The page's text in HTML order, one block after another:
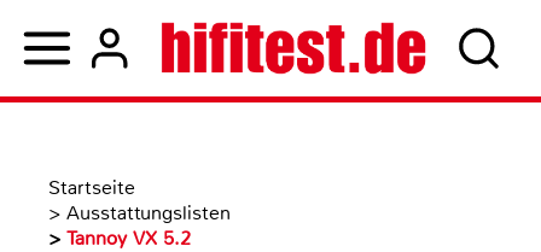
Startseite
> Ausstattungslisten
> Tannoy VX 5.2